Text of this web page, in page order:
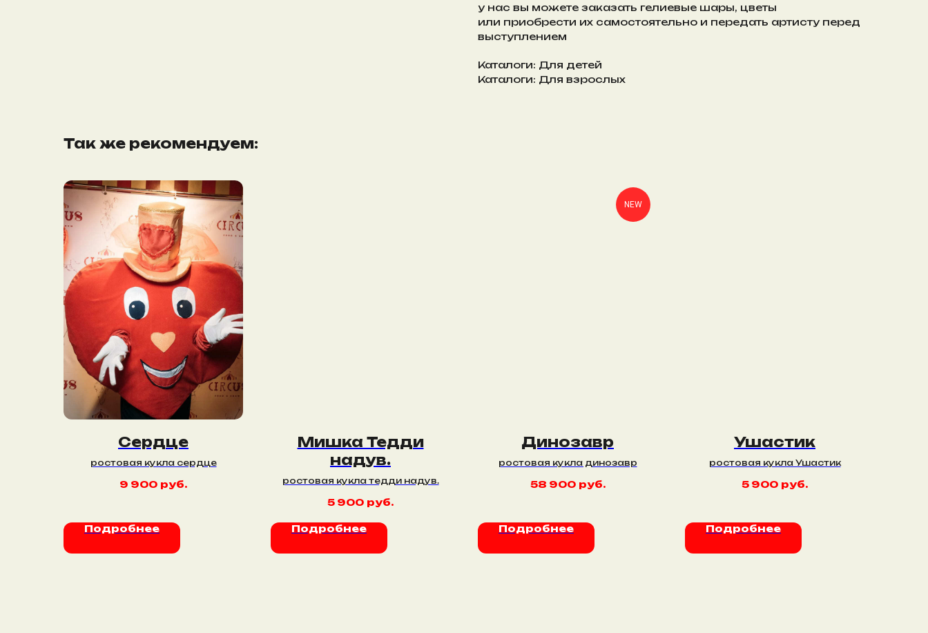
у нас вы можете заказать гелиевые шары, цветы
или приобрести их самостоятельно и передать артисту перед
выступлением
Каталоги: Для детей
Каталоги: Для взрослых
Так же рекомендуем:
Сердце
ростовая кукла сердце
9 900 руб.
Подробнее
Мишка Тедди
надув.
ростовая кукла тедди надув.
5 900 руб.
Подробнее
NEW
Динозавр
ростовая кукла динозавр
58 900 руб.
Подробнее
Ушастик
ростовая кукла Ушастик
5 900 руб.
Подробнее